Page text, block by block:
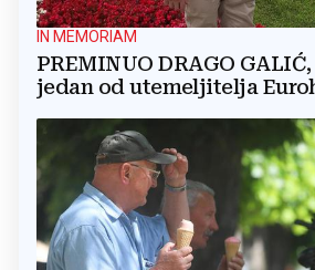
IN MEMORIAM
PREMINUO DRAGO
jedan od utemeljitelja